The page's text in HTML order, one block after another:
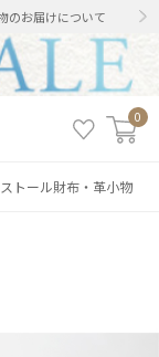
のお届けについて
0
トール財布・革小物